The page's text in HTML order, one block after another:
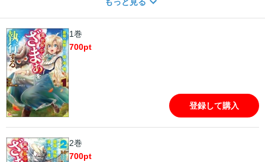
た。 それなら今後は俺がお嬢を救う番だ!!!
1巻
700pt
登録して購入
2巻
700pt